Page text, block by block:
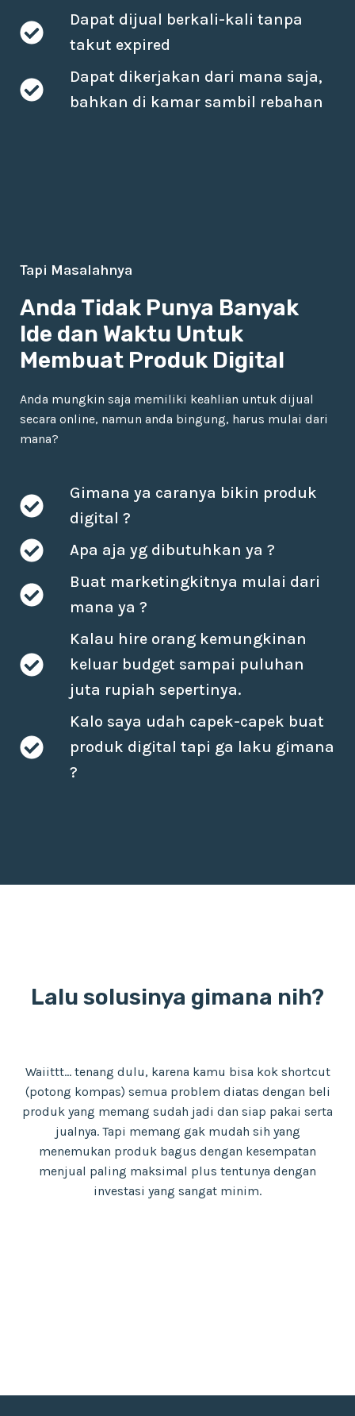
Dapat dijual berkali-kali tanpa
takut expired
Dapat dikerjakan dari mana saja,
bahkan di kamar sambil rebahan
Tapi Masalahnya
Anda Tidak Punya Banyak
Ide dan Waktu Untuk
Membuat Produk Digital
Anda mungkin saja memiliki keahlian untuk dijual
secara online, namun anda bingung, harus mulai dari
mana?
Gimana ya caranya bikin produk
digital ?
Apa aja yg dibutuhkan ya ?
Buat marketingkitnya mulai dari
mana ya ?
Kalau hire orang kemungkinan
keluar budget sampai puluhan
juta rupiah sepertinya.
Kalo saya udah capek-capek buat
produk digital tapi ga laku gimana
?
Lalu solusinya gimana nih?
Waiittt… tenang dulu, karena kamu bisa kok shortcut
(potong kompas) semua problem diatas dengan beli
produk yang memang sudah jadi dan siap pakai serta
jualnya. Tapi memang gak mudah sih yang
menemukan produk bagus dengan kesempatan
menjual paling maksimal plus tentunya dengan
investasi yang sangat minim.